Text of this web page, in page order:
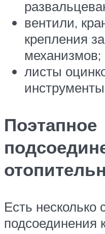
вентили,
крепления
механизмов;
листы
Поэтапное
Есть несколько
подсоединения